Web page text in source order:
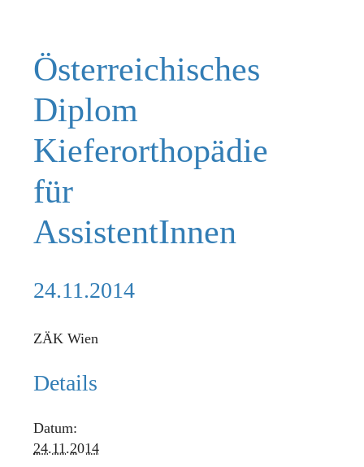
Österreichisches
Diplom
Kieferorthopädie
für
AssistentInnen
24.11.2014
ZÄK Wien
Details
Datum:
24.11.2014